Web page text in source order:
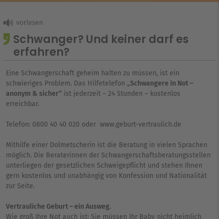
Schwanger? Und keiner darf es
erfahren?
Eine Schwangerschaft geheim halten zu müssen, ist ein
schwieriges Problem. Das Hilfetelefon „Schwangere in Not –
anonym & sicher“ ist jederzeit – 24 Stunden – kostenlos
erreichbar.
Telefon: 0800 40 40 020 oder www.geburt-vertraulich.de
Mithilfe einer Dolmetscherin ist die Beratung in vielen Sprachen
möglich. Die Beraterinnen der Schwangerschaftsberatungsstellen
unterliegen der gesetzlichen Schweigepflicht und stehen Ihnen
gern kostenlos und unabhängig von Konfession und Nationalität
zur Seite.
Vertrauliche Geburt – ein Ausweg.
Wie groß Ihre Not auch ist: Sie müssen Ihr Baby nicht heimlich